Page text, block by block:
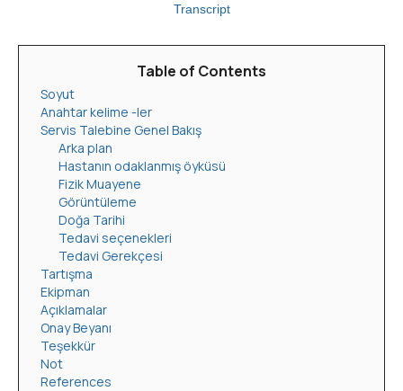
Transcript
Table of Contents
Soyut
Anahtar kelime -ler
Servis Talebine Genel Bakış
Arka plan
Hastanın odaklanmış öyküsü
Fizik Muayene
Görüntüleme
Doğa Tarihi
Tedavi seçenekleri
Tedavi Gerekçesi
Tartışma
Ekipman
Açıklamalar
Onay Beyanı
Teşekkür
Not
References